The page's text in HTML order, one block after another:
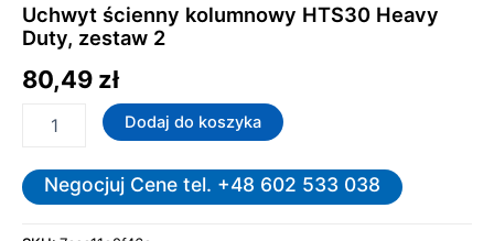
Uchwyt ścienny kolumnowy HTS30 Heavy
Duty, zestaw 2
80,49 zł
Dodaj do koszyka
Negocjuj Cene tel. +48 602 533 038